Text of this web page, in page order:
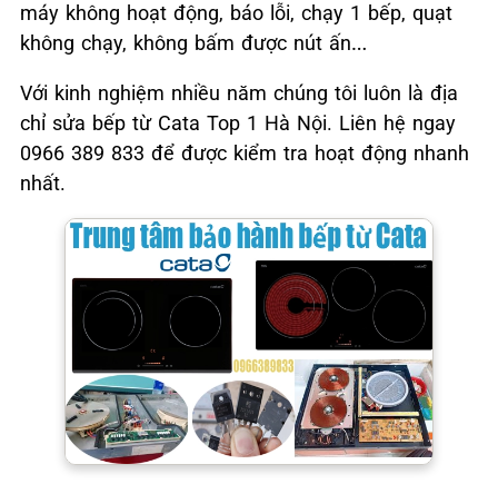
máy không hoạt động, báo lỗi, chạy 1 bếp, quạt
không chạy, không bấm được nút ấn…
Với kinh nghiệm nhiều năm chúng tôi luôn là địa
chỉ sửa bếp từ Cata Top 1 Hà Nội. Liên hệ ngay
0966 389 833 để được kiểm tra hoạt động nhanh
nhất.